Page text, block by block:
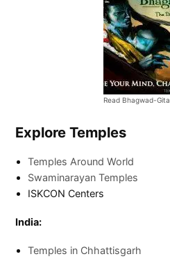
Read Bhagwad-Gita
Explore Temples
Temples Around World
Swaminarayan Temples
ISKCON Centers
India:
Temples in Chhattisgarh